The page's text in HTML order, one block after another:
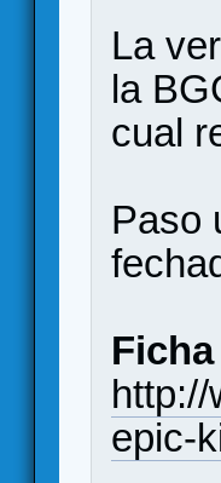
La
la
cual
Paso
epic-